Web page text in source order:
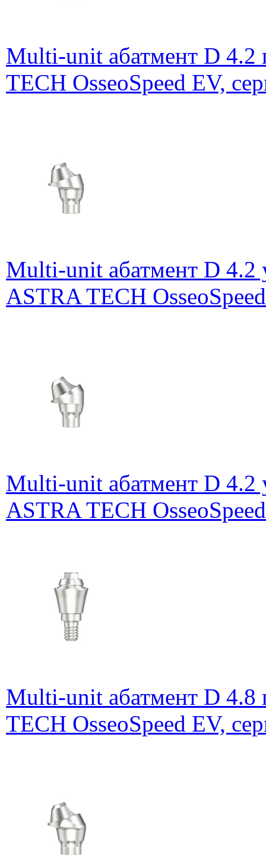
Multi-unit абатмент D 4.2
TECH OsseoSpeed EV,
Multi-unit абатмент D 4.2
ASTRA TECH
Multi-unit абатмент D 4.2
ASTRA TECH
Multi-unit абатмент D 4.8
TECH OsseoSpeed EV,